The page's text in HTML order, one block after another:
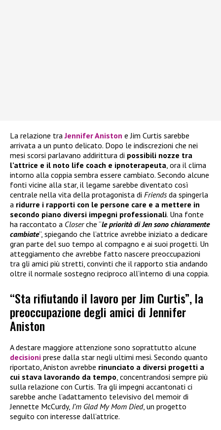
La relazione traJennifer Aniston e Jim Curtis sarebbe
arrivata a un punto delicato. Dopo le indiscrezioni che nei
mesi scorsi parlavano addirittura di possibili nozze tra
l’attrice e il noto life coach e ipnoterapeuta , ora il clima
intorno alla coppia sembra essere cambiato. Secondo alcune
fonti vicine alla star, il legame sarebbe diventato così
centrale nella vita della protagonista di Friendsda spingerla
a ridurre i rapporti con le persone care e a mettere in
secondo piano diversi impegni professionali. Una fonte
ha raccontato a Closerche “le priorità di Jen sono chiaramente
cambiate”, spiegando che l’attrice avrebbe iniziato a dedicare
gran parte del suo tempo al compagno e ai suoi progetti. Un
atteggiamento che avrebbe fatto nascere preoccupazioni
tra gli amici più stretti, convinti che il rapporto stia andando
oltre il normale sostegno reciproco all’interno di una coppia.
“Sta rifiutando il lavoro per Jim Curtis”, la
preoccupazione degli amici di Jennifer
Aniston
A destare maggiore attenzione sono soprattutto alcune
decisioni prese dalla star negli ultimi mesi. Secondo quanto
riportato, Aniston avrebbe rinunciato a diversi progetti a
cui stava lavorando da tempo , concentrandosi sempre più
sulla relazione con Curtis. Tra gli impegni accantonati ci
sarebbe anche l’adattamento televisivo del memoir di
Jennette McCurdy, I’m Glad My Mom Died, un progetto
seguito con interesse dall’attrice.